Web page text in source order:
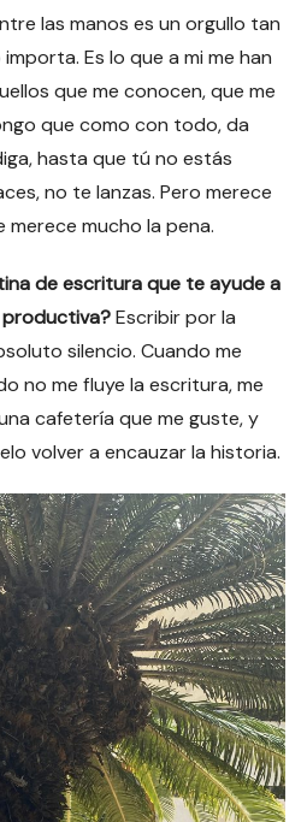
las manos es un orgullo tan
Es lo que a mi me han
que me conocen, que me
que como con todo, da
hasta que tú no estás
no te lanzas. Pero merece
merece mucho la pena.
de escritura que te ayude a
Escribir por la
silencio. Cuando me
no me fluye la escritura, me
cafetería que me guste, y
volver a encauzar la historia.